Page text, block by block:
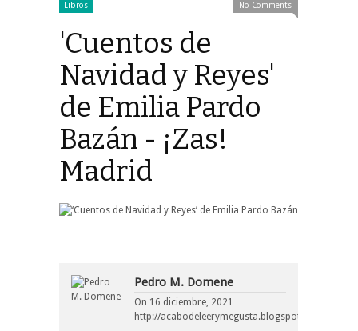
Libros No Comments
'Cuentos de
Navidad y Reyes'
de Emilia Pardo
Bazán - ¡Zas!
Madrid
Pedro M. Domene
On 16 diciembre, 2021
http://acabodeleerymegusta.blogspot.com/